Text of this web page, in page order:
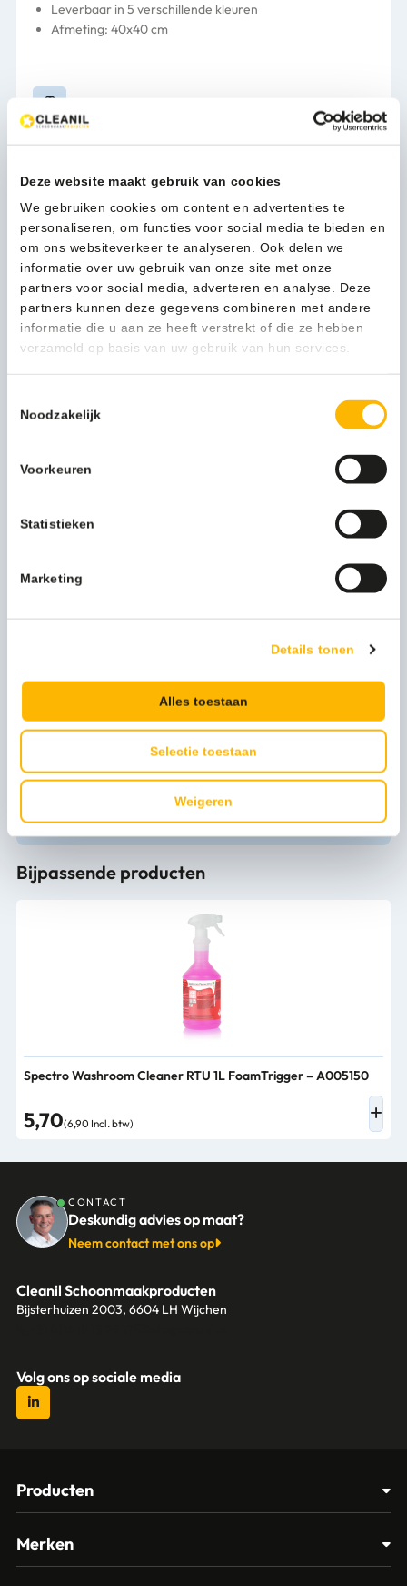
Deze website maakt gebruik van cookies
We gebruiken cookies om content en advertenties te
personaliseren, om functies voor social media te bieden en
om ons websiteverkeer te analyseren. Ook delen we
informatie over uw gebruik van onze site met onze
partners voor social media, adverteren en analyse. Deze
partners kunnen deze gegevens combineren met andere
informatie die u aan ze heeft verstrekt of die ze hebben
verzameld op basis van uw gebruik van hun services.
Noodzakelijk
Voorkeuren
Statistieken
Marketing
Details tonen
Alles toestaan
Selectie toestaan
Weigeren
Leverbaar in 5 verschillende kleuren
Afmeting: 40x40 cm
Microvezel
reinigingsdoek
Premium
Stretch
rood
10/pk
-
30103402
aantal
In winkelwagen
1-3 werkdagen
Kan ik u helpen?
Neem contact op
Afmeting
Merk Cleanil
Microvezel
Persoonlijk advies nodig?
Stel een vraag
Bijpassende producten
Spectro Washroom Cleaner RTU 1L FoamTrigger – A005150
5,70(6,90 Incl. btw)
CONTACT
Deskundig advies op maat?
Neem contact met ons op
Cleanil Schoonmaakproducten
Bijsterhuizen 2003, 6604 LH Wijchen
Volg ons op sociale media
Producten
Glasbewassing
Merken